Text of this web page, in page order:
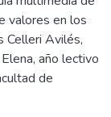
valores en los
Celleri Avilés,
año lectivo
de